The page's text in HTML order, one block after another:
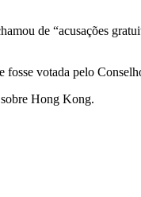
de “acusações
fosse votada pelo
sobre Hong Kong.